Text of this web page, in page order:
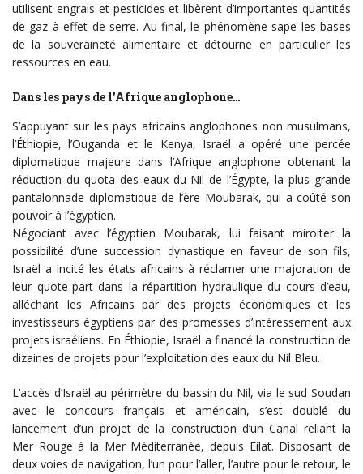
utilisent engrais et pesticides et libèrent d’importantes quantités
de gaz à effet de serre. Au final, le phénomène sape les bases
de la souveraineté alimentaire et détourne en particulier les
ressources en eau.
Dans les pays de l’Afrique anglophone…
S’appuyant sur les pays africains anglophones non musulmans,
l’Éthiopie, l’Ouganda et le Kenya, Israël a opéré une percée
diplomatique majeure dans l’Afrique anglophone obtenant la
réduction du quota des eaux du Nil de l’Égypte, la plus grande
pantalonnade diplomatique de l’ère Moubarak, qui a coûté son
pouvoir à l’égyptien.
Négociant avec l’égyptien Moubarak, lui faisant miroiter la
possibilité d’une succession dynastique en faveur de son fils,
Israël a incité les états africains à réclamer une majoration de
leur quote-part dans la répartition hydraulique du cours d’eau,
alléchant les Africains par des projets économiques et les
investisseurs égyptiens par des promesses d’intéressement aux
projets israéliens. En Éthiopie, Israël a financé la construction de
dizaines de projets pour l’exploitation des eaux du Nil Bleu.
L’accès d’Israël au périmètre du bassin du Nil, via le sud Soudan
avec le concours français et américain, s’est doublé du
lancement d’un projet de la construction d’un Canal reliant la
Mer Rouge à la Mer Méditerranée, depuis Eilat. Disposant de
deux voies de navigation, l’un pour l’aller, l’autre pour le retour, le